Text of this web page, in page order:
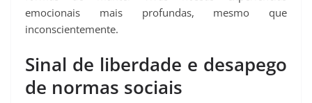
emocionais mais profundas, mesmo que
inconscientemente.
Sinal de liberdade e desapego
de normas sociais